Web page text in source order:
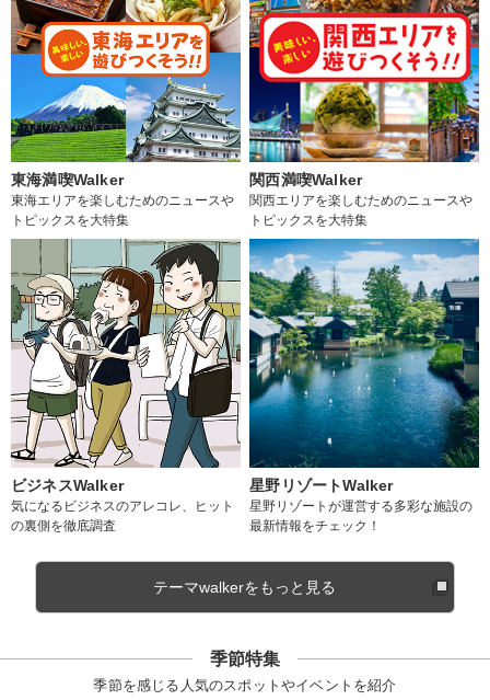
東海満喫Walker
東海エリアを楽しむためのニュースや
トピックスを大特集
関西満喫Walker
関西エリアを楽しむためのニュースや
トピックスを大特集
ビジネスWalker
気になるビジネスのアレコレ、ヒット
の裏側を徹底調査
星野リゾートWalker
星野リゾートが運営する多彩な施設の
最新情報をチェック！
テーマwalkerをもっと見る
季節特集
季節を感じる人気のスポットやイベントを紹介